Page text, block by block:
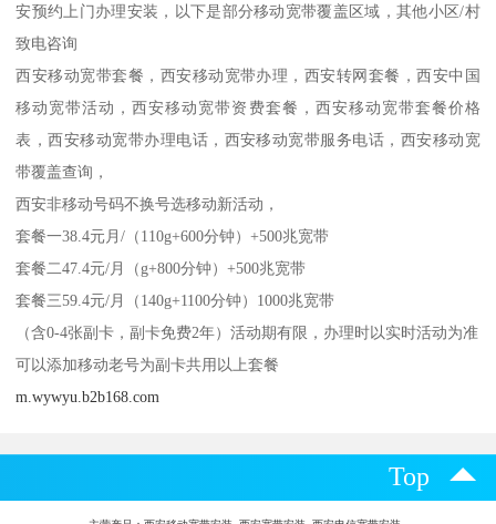
安预约上门办理安装，以下是部分移动宽带覆盖区域，其他小区/村
致电咨询
西安移动宽带套餐，西安移动宽带办理，西安转网套餐，西安中国
移动宽带活动，西安移动宽带资费套餐，西安移动宽带套餐价格
表，西安移动宽带办理电话，西安移动宽带服务电话，西安移动宽
带覆盖查询，
西安非移动号码不换号选移动新活动，
套餐一38.4元月/（110g+600分钟）+500兆宽带
套餐二47.4元/月（g+800分钟）+500兆宽带
套餐三59.4元/月（140g+1100分钟）1000兆宽带
（含0-4张副卡，副卡免费2年）活动期有限，办理时以实时活动为准
可以添加移动老号为副卡共用以上套餐
m.wywyu.b2b168.com
Top